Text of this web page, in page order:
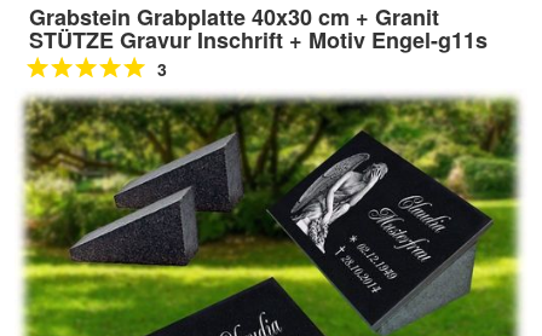
Grabstein Grabplatte 40x30 cm + Granit
STÜTZE Gravur Inschrift + Motiv Engel-g11s
3